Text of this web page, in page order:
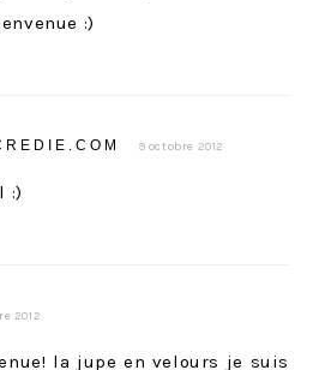
:)
9 octobre 2012
:)
2012
la jupe en velours je suis